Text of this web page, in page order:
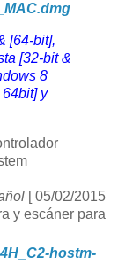
[64-bit],
[32-bit &
8
y
[ 05/02/2015
y escáner para
hostm-